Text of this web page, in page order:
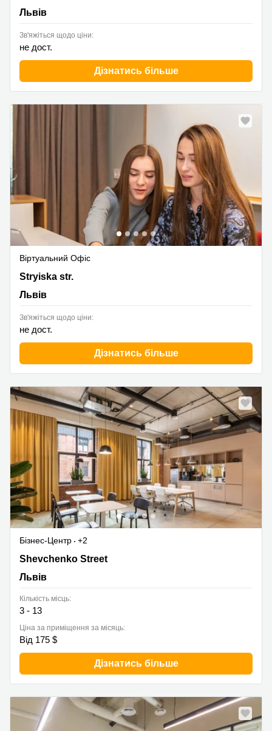
Львів
Зв'яжіться щодо ціни:
не дост.
Дізнатись більше
Віртуальний Офіс
48g Stryiska str., Львів
Stryiska str.
Львів
Зв'яжіться щодо ціни:
не дост.
Дізнатись більше
Бізнес-Центр
+2
120 Shevchenko Street, Львів
Shevchenko Street
Львів
Кількість місць:
3 - 13
Ціна за приміщення за місяць:
Від 175 $
Дізнатись більше